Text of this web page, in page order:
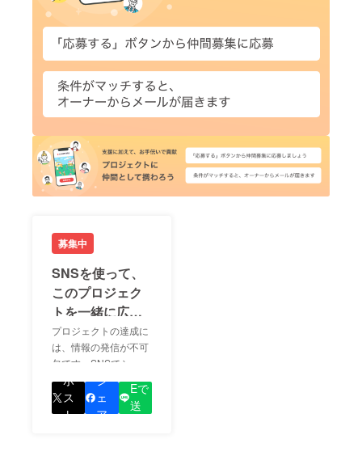
募集中
SNSを使って、
このプロジェク
トを一緒に広め
ましょう！
プロジェクトの達成に
は、情報の発信が不可
欠です。SNSでシェア
をして、あなたが応援
しているプロジェクト
の良さを知ってもらい
ポ
ス
ト
シ
ェ
ア
Eで
送